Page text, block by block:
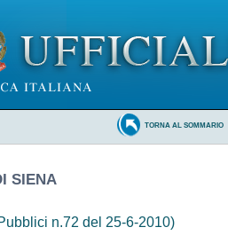
TORNA AL SOMMARIO
SIENA
n.72 del 25-6-2010)